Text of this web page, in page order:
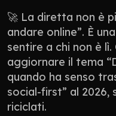
🚀 La diretta non è
andare online”. È
sentire a chi non è
aggiornare il tema
quando ha senso
social-first” al 2026,
riciclati.